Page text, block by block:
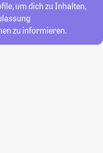
um dich zu Inhalten,
zu informieren.